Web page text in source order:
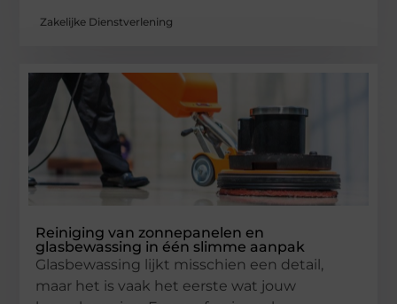
Zakelijke Dienstverlening
Reiniging van zonnepanelen en
glasbewassing in één slimme aanpak
Glasbewassing lijkt misschien een detail,
maar het is vaak het eerste wat jouw